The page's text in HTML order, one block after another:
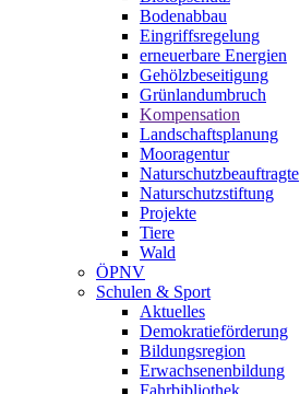
Bodenabbau
Eingriffsregelung
erneuerbare Energien
Gehölzbeseitigung
Grünlandumbruch
Kompensation
Landschaftsplanung
Mooragentur
Naturschutzbeauftragte
Naturschutzstiftung
Projekte
Tiere
Wald
ÖPNV
Schulen & Sport
Aktuelles
Demokratieförderung
Bildungsregion
Erwachsenenbildung
Fahrbibliothek